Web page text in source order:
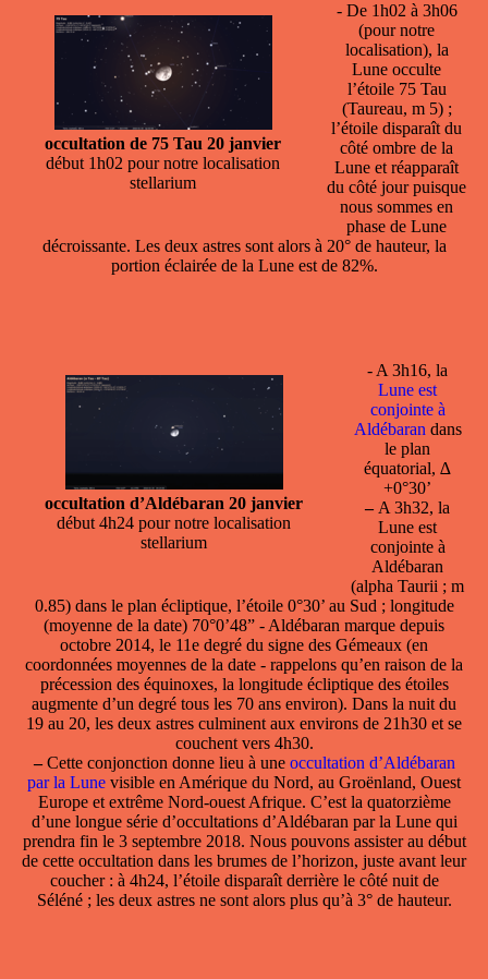
occultation de 75 Tau 20 janvier
début 1h02 pour notre localisation
stellarium
- De 1h02 à 3h06
(pour notre
localisation), la
Lune occulte
l’étoile75 Tau
(Taureau, m 5) ;
l’étoile disparaît du
côté ombre de la
Lune et réapparaît
du côté jour puisque
nous sommes en
phase de Lune
décroissante. Les deux astres sont alors à 20° de hauteur, la
portion éclairée de la Lune est de 82%.
occultation d’Aldébaran 20 janvier
début 4h24 pour notre localisation
stellarium
- A 3h16, la
Lune est
conjointe à
Aldébarandans
le plan
équatorial, ∆
+0°30’
–A 3h32, la
Lune est
conjointe à
Aldébaran
(alpha Taurii ; m
0.85) dans le plan écliptique, l’étoile 0°30’ au Sud ; longitude
(moyenne de la date) 70°0’48” - Aldébaran marque depuis
octobre 2014, le 11e degré du signe des Gémeaux (en
coordonnées moyennes de la date - rappelons qu’en raison de la
précession des équinoxes, la longitude écliptique des étoiles
augmente d’un degré tous les 70 ans environ). Dans la nuit du
19 au 20, les deux astres culminent aux environs de 21h30 et se
couchent vers 4h30.
–Cette conjonction donne lieu à une occultation d’Aldébaran
par la Lune visible en Amérique du Nord, au Groënland, Ouest
Europe et extrême Nord-ouest Afrique. C’est la quatorzième
d’une longue série d’occultations d’Aldébaran par la Lune qui
prendra fin le 3 septembre 2018. Nous pouvons assister au début
de cette occultation dans les brumes de l’horizon, juste avant leur
coucher : à 4h24, l’étoile disparaît derrière le côté nuit de
Séléné ; les deux astres ne sont alors plus qu’à 3° de hauteur.